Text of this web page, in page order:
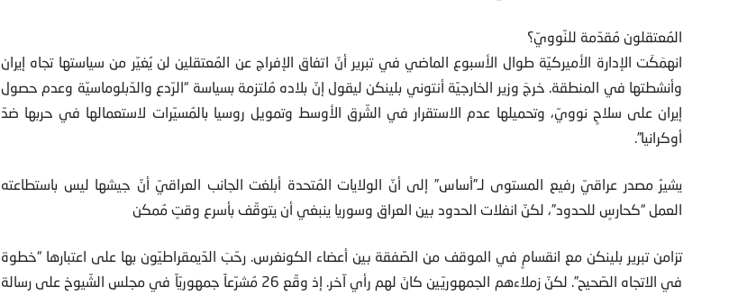
المُعتقلون مُقدّمة للنّوويّ؟
انهمَكَت الإدارة الأميركيّة طوال الأسبوع الماضي في تبرير أنّ اتفاق الإفراج عن المُعتقلين لن يُغيّر من سياستها تجاه إيران
وأنشطتها في المنطقة. خرجَ وزير الخارجيّة أنتوني بلينكن ليقول إنّ بلاده مُلتزمة بسياسة “الرّدع والدّبلوماسيّة وعدم حصول
إيران على سلاحٍ نوويّ، وتحميلها عدم الاستقرار في الشّرق الأوسط وتمويل روسيا بالمُسيّرات لاستعمالها في حربها ضدّ
أوكرانيا”.
يشيرُ مصدر عراقيّ رفيع المستوى لـ”أساس” إلى أنّ الولايات المُتحدة أبلغت الجانب العراقيّ أنّ جيشها ليس باستطاعته
العمل “كحارسٍ للحدود”، لكنّ انفلات الحدود بين العراق وسوريا ينبغي أن يتوقّف بأسرع وقتٍ مُمكن
تزامن تبرير بلينكن مع انقسامٍ في الموقف من الصّفقة بين أعضاء الكونغرس. رحّبَ الدّيمقراطيّون بها على اعتبارها “خطوة
في الاتجاه الصّحيح”. لكنّ زملاءهم الجمهوريّين كانَ لهم رأي آخر. إذ وقّع 26 مُشرّعاً جمهوريّاً في مجلس الشّيوخ على رسالة